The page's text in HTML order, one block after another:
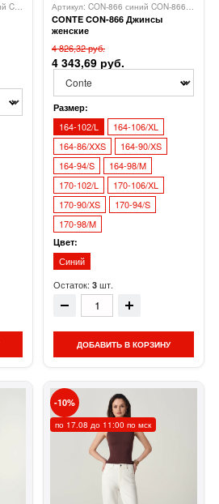
Артикул: CON-863 светло-синий CON-863 Conte
CONTE CON-866 Джинсы
женские
Артикул: CON-866 синий CON-866
4 826,32 руб.
4 343,69 руб.
Размер:
164-102/L
164-106/XL
164-86/XXS
164-90/XS
164-94/S
164-98/M
170-102/L
170-106/XL
170-90/XS
170-94/S
170-98/M
Цвет:
Синий
Остаток: 3 шт.
ДОБАВИТЬ В КОРЗИНУ
10
по 17.08 до 11:00 по мск